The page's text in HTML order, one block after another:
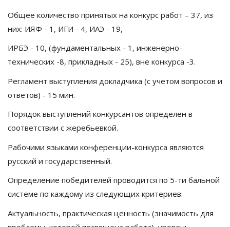
Общее количество принятых на конкурс работ – 37, из
них: ИЯФ - 1, ИГИ - 4, ИАЭ - 19,
ИРБЭ - 10, (фундаментальных - 1, инженерно-
технических -8, прикладных - 25), вне конкурса -3.
Регламент выступления докладчика (с учетом вопросов и
ответов) - 15 мин.
Порядок выступлений конкурсантов определен в
соответствии с жеребьевкой.
Рабочими языками конференции-конкурса являются
русский и государственный.
Определение победителей проводится по 5-ти бальной
системе по каждому из следующих критериев:
Актуальность, практическая ценность (значимость для